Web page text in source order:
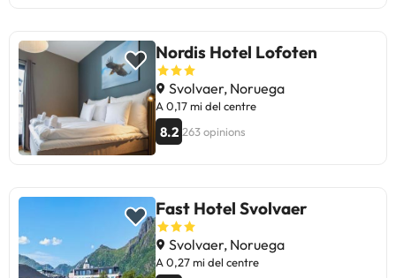
En general, ideal per a una estada
acollidora i única a Svolvaer.
Nordis Hotel Lofoten
Svolvaer, Noruega
A 0,17 mi del centre
8.2 263 opinions
Fast Hotel Svolvaer
Svolvaer, Noruega
A 0,27 mi del centre